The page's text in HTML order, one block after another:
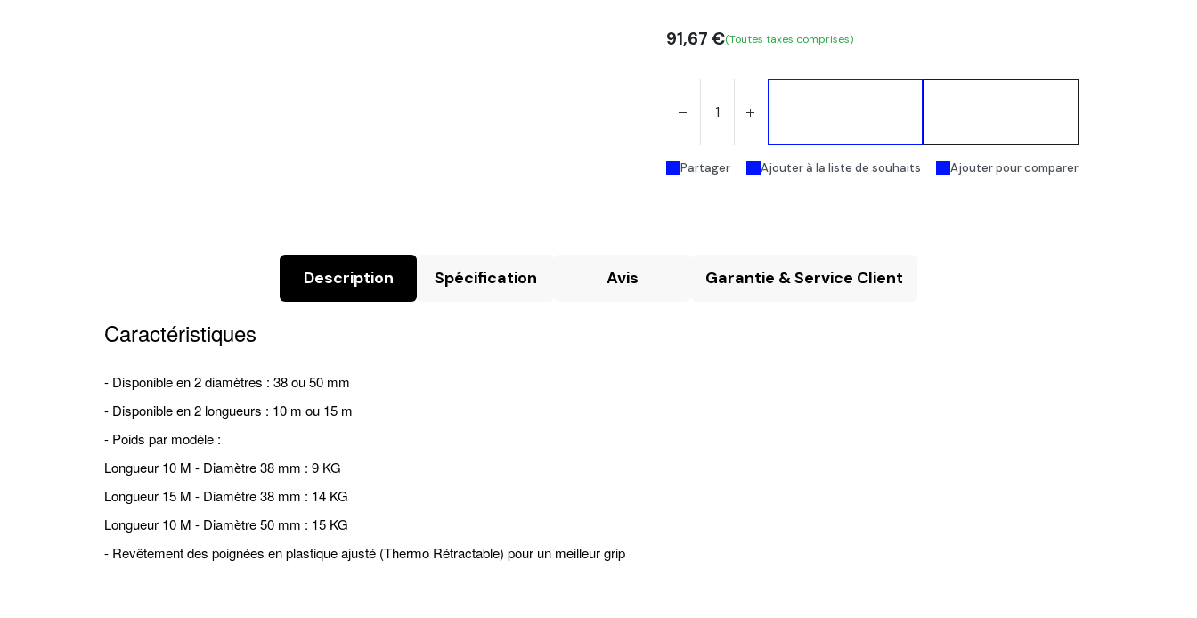
Ajouter pour comparer
Partager Ajouter à la liste de souhaits
91,67 €(Toutes taxes comprises)
Description Spécification Avis Garantie & Service Client
Caractéristiques
- Disponible en 2 diamètres : 38 ou 50 mm
- Disponible en 2 longueurs : 10 m ou 15 m
- Poids par modèle :
Longueur 10 M - Diamètre 38 mm : 9 KG
Longueur 15 M - Diamètre 38 mm : 14 KG
Longueur 10 M - Diamètre 50 mm : 15 KG
- Revêtement des poignées en plastique ajusté (Thermo Rétractable) pour un meilleur grip